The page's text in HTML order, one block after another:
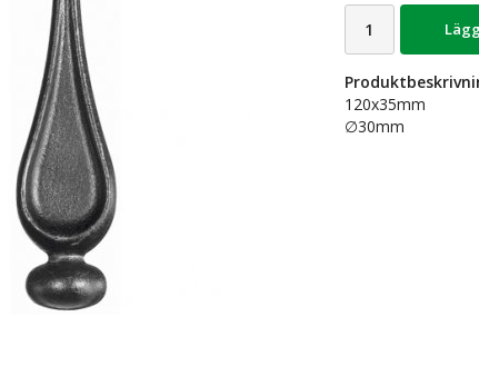
120x35mm
∅30mm